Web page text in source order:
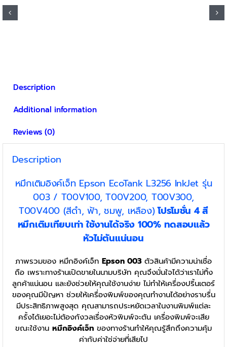
the
Description
Additional information
Reviews (0)
Description
หมึกเติมอิงค์เจ็ท Epson EcoTank L3256 InkJet รุ่น
003 / T00V100, T00V200, T00V300,
T00V400 (สีดำ, ฟ้า, ชมพู, เหลือง)โปรโมชั่น 4 สี
หมึกเติมเทียบเท่า ใช้งานได้จริง 100% ทดสอบแล้ว
หัวไม่ตันแน่นอน
ภาพรวมของ หมึกอิงค์เจ็ท Epson 003 ตัวสินค้ามีความน่าเชื่อ
ถือ เพราะทางร้านเปิดขายในนามบริษัท คุณจึงมั่นใจได้ว่าเราไม่ทิ้ง
ลูกค้าแน่นอน และยังช่วยให้คุณใช้งานง่าย ไม่ทำให้เครื่องปริ้นเตอร์
ของคุณมีปัญหา ช่วยให้เครื่องพิมพ์ของคุณทำงานได้อย่างราบรื่น
มีประสิทธิภาพสูงสุด คุณสามารถประหยัดเวลาในงานพิมพ์แต่ละ
ครั้งได้เยอะไม่ต้องกังวลเรื่องหัวพิมพ์จะตัน เครื่องพิมพ์จะเสีย
ขณะใช้งาน หมึกอิงค์เจ็ท ของทางร้านทำให้คุณรู้สึกถึงความคุ้ม
ค่ากับค่าใช่จ่ายที่เสียไป